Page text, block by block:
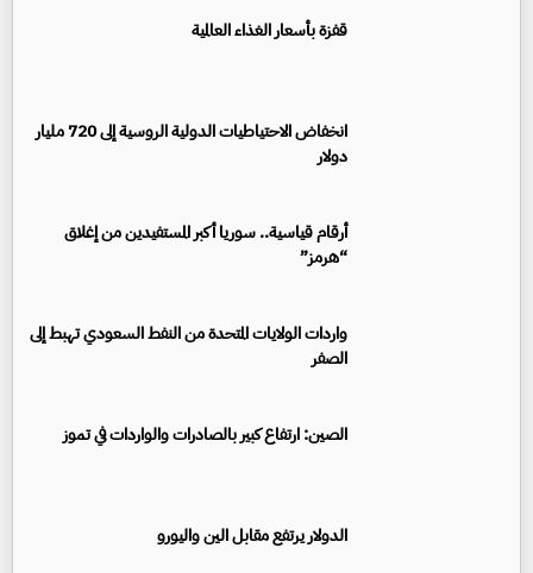
قفزة بأسعار الغذاء العالمية
انخفاض الاحتياطيات الدولية الروسية إلى 720 مليار
دولار
أرقام قياسية.. سوريا أكبر المستفيدين من إغلاق
“هرمز”
واردات الولايات المتحدة من النفط السعودي تهبط إلى
الصفر
الصين: ارتفاع كبير بالصادرات والواردات في تموز
الدولار يرتفع مقابل الين واليورو